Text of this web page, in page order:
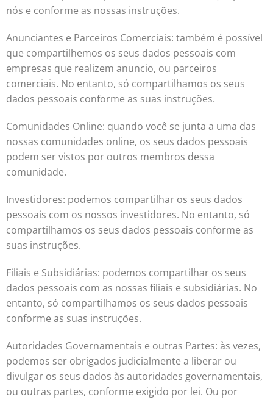
nós e conforme as nossas instruções.
Anunciantes e Parceiros Comerciais: também é possível
que compartilhemos os seus dados pessoais com
empresas que realizem anuncio, ou parceiros
comerciais. No entanto, só compartilhamos os seus
dados pessoais conforme as suas instruções.
Comunidades Online: quando você se junta a uma das
nossas comunidades online, os seus dados pessoais
podem ser vistos por outros membros dessa
comunidade.
Investidores: podemos compartilhar os seus dados
pessoais com os nossos investidores. No entanto, só
compartilhamos os seus dados pessoais conforme as
suas instruções.
Filiais e Subsidiárias: podemos compartilhar os seus
dados pessoais com as nossas filiais e subsidiárias. No
entanto, só compartilhamos os seus dados pessoais
conforme as suas instruções.
Autoridades Governamentais e outras Partes: às vezes,
podemos ser obrigados judicialmente a liberar ou
divulgar os seus dados às autoridades governamentais,
ou outras partes, conforme exigido por lei. Ou por